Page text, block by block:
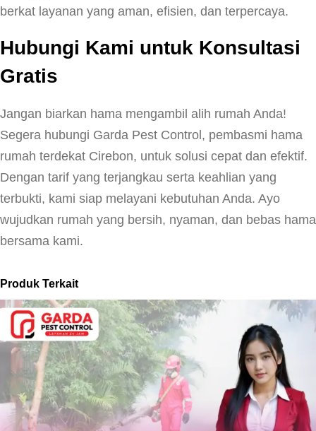
berkat layanan yang aman, efisien, dan terpercaya.
Hubungi Kami untuk Konsultasi
Gratis
Jangan biarkan hama mengambil alih rumah Anda!
Segera hubungi Garda Pest Control, pembasmi hama
rumah terdekat Cirebon, untuk solusi cepat dan efektif.
Dengan tarif yang terjangkau serta keahlian yang
terbukti, kami siap melayani kebutuhan Anda. Ayo
wujudkan rumah yang bersih, nyaman, dan bebas hama
bersama kami.
Produk Terkait